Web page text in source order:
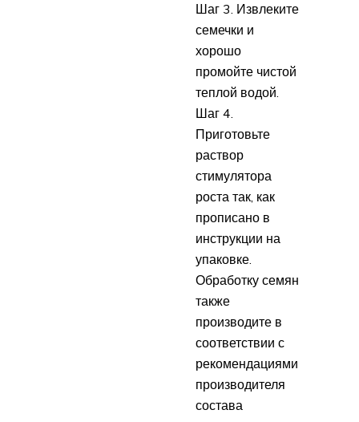
Шаг 3. Извлеките
семечки и
хорошо
промойте чистой
теплой водой.
Шаг 4.
Приготовьте
раствор
стимулятора
роста так, как
прописано в
инструкции на
упаковке.
Обработку семян
также
производите в
соответствии с
рекомендациями
производителя
состава